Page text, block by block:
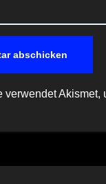
verwendet Akismet,